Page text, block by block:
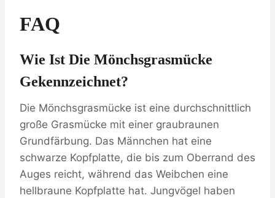
FAQ
Wie Ist Die Mönchsgrasmücke
Gekennzeichnet?
Die Mönchsgrasmücke ist eine durchschnittlich
große Grasmücke mit einer graubraunen
Grundfärbung. Das Männchen hat eine
schwarze Kopfplatte, die bis zum Oberrand des
Auges reicht, während das Weibchen eine
hellbraune Kopfplatte hat. Jungvögel haben